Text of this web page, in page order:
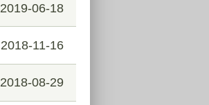
2019-06-18
2018-11-16
2018-08-29